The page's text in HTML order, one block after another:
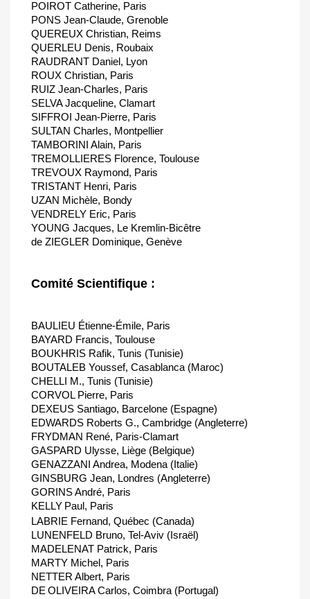
POIROT Catherine, Paris
PONS Jean-Claude, Grenoble
QUEREUX Christian, Reims
QUERLEU Denis, Roubaix
RAUDRANT Daniel, Lyon
ROUX Christian, Paris
RUIZ Jean-Charles, Paris
SELVA Jacqueline, Clamart
SIFFROI Jean-Pierre, Paris
SULTAN Charles, Montpellier
TAMBORINI Alain, Paris
TREMOLLIERES Florence, Toulouse
TREVOUX Raymond, Paris
TRISTANT Henri, Paris
UZAN Michèle, Bondy
VENDRELY Eric, Paris
YOUNG Jacques, Le Kremlin-Bicêtre
de ZIEGLER Dominique, Genève
Comité Scientifique :
BAULIEU Étienne-Émile, Paris
BAYARD Francis, Toulouse
BOUKHRIS Rafik, Tunis (Tunisie)
BOUTALEB Youssef, Casablanca (Maroc)
CHELLI M., Tunis (Tunisie)
CORVOL Pierre, Paris
DEXEUS Santiago, Barcelone (Espagne)
EDWARDS Roberts G., Cambridge (Angleterre)
FRYDMAN René, Paris-Clamart
GASPARD Ulysse, Liège (Belgique)
GENAZZANI Andrea, Modena (Italie)
GINSBURG Jean, Londres (Angleterre)
GORINS André, Paris
KELLY Paul, Paris
LABRIE Fernand, Québec (Canada)
LUNENFELD Bruno, Tel-Aviv (Israël)
MADELENAT Patrick, Paris
MARTY Michel, Paris
NETTER Albert, Paris
DE OLIVEIRA Carlos, Coimbra (Portugal)